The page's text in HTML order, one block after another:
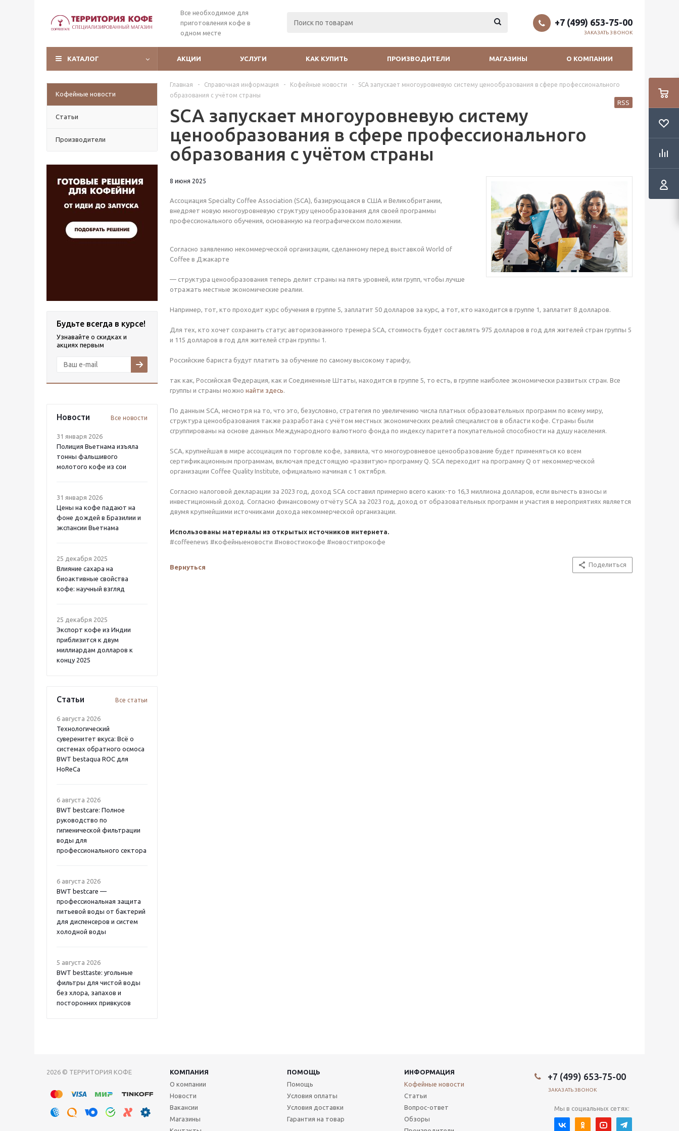
Все необходимое для
приготовления кофе в
одном месте
+7 (499) 653-75-00
ЗАКАЗАТЬ ЗВОНОК
КАТАЛОГ АКЦИИ УСЛУГИ КАК КУПИТЬ ПРОИЗВОДИТЕЛИ МАГАЗИНЫ О КОМПАНИИ
Кофейные новости
Статьи
Производители
Будьте всегда в курсе!
Узнавайте о скидках и
акциях первым
Новости Все новости
31 января 2026
Полиция Вьетнама изъяла
тонны фальшивого
молотого кофе из сои
31 января 2026
Цены на кофе падают на
фоне дождей в Бразилии и
экспансии Вьетнама
25 декабря 2025
Влияние сахара на
биоактивные свойства
кофе: научный взгляд
25 декабря 2025
Экспорт кофе из Индии
приблизится к двум
миллиардам долларов к
концу 2025
Статьи Все статьи
6 августа 2026
Технологический
суверенитет вкуса: Всё о
системах обратного осмоса
BWT bestaqua ROC для
HoReCa
6 августа 2026
BWT bestcare: Полное
руководство по
гигиенической фильтрации
воды для
профессионального сектора
6 августа 2026
BWT bestcare —
профессиональная защита
питьевой воды от бактерий
для диспенсеров и систем
холодной воды
5 августа 2026
BWT besttaste: угольные
фильтры для чистой воды
без хлора, запахов и
посторонних привкусов
Главная - Справочная информация - Кофейные новости -
SCA запускает многоуровневую систему ценообразования в сфере профессионального
образования с учётом страны
SCA запускает многоуровневую систему
ценообразования в сфере профессионального
образования с учётом страны
RSS
8 июня 2025
Ассоциация Specialty Coffee Association (SCA), базирующаяся в США и Великобритании,
внедряет новую многоуровневую структуру ценообразования для своей программы
профессионального обучения, основанную на географическом положении.
Согласно заявлению некоммерческой организации, сделанному перед выставкой World of
Coffee в Джакарте
— структура ценообразования теперь делит страны на пять уровней, или групп, чтобы лучше
отражать местные экономические реалии.
Например, тот, кто проходит курс обучения в группе 5, заплатит 50 долларов за курс, а тот, кто находится в группе 1, заплатит 8 долларов.
Для тех, кто хочет сохранить статус авторизованного тренера SCA, стоимость будет составлять 975 долларов в год для жителей стран группы 5
и 115 долларов в год для жителей стран группы 1.
Российские бариста будут платить за обучение по самому высокому тарифу,
так как, Российская Федерация, как и Соединенные Штаты, находится в группе 5, то есть, в группе наиболее экономически развитых стран. Все
группы и страны можно найти здесь.
По данным SCA, несмотря на то, что это, безусловно, стратегия по увеличению числа платных образовательных программ по всему миру,
структура ценообразования также разработана с учётом местных экономических реалий специалистов в области кофе. Страны были
сгруппированы на основе данных Международного валютного фонда по индексу паритета покупательной способности на душу населения.
SCA, крупнейшая в мире ассоциация по торговле кофе, заявила, что многоуровневое ценообразование будет применяться ко всем
сертификационным программам, включая предстоящую «развитую» программу Q. SCA переходит на программу Q от некоммерческой
организации Coffee Quality Institute, официально начиная с 1 октября.
Согласно налоговой декларации за 2023 год, доход SCA составил примерно всего каких-то 16,3 миллиона долларов, если вычесть взносы и
инвестиционный доход. Согласно финансовому отчёту SCA за 2023 год, доход от образовательных программ и участия в мероприятиях является
двумя крупнейшими источниками дохода некоммерческой организации.
Использованы материалы из открытых источников интернета.
#coffeenews #кофейныеновости #новостиокофе #новостипрокофе
Вернуться Поделиться
2026 © ТЕРРИТОРИЯ КОФЕ КОМПАНИЯ ПОМОЩЬ
ИНФОРМАЦИЯ
О компании
Новости
Вакансии
Магазины
Помощь
Условия оплаты
Условия доставки
Гарантия на товар
Кофейные новости
Статьи
Вопрос-ответ
Обзоры
+7 (499) 653-75-00
ЗАКАЗАТЬ ЗВОНОК
Мы в социальных сетях: